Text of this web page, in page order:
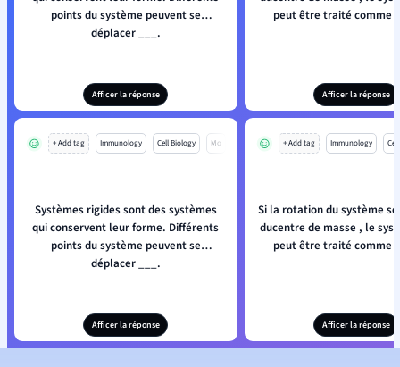
points du système peuvent se
déplacer ___.
Afficer la réponse
peut être traité comme
Afficer la réponse
+ Add tag Immunology Cell Biology Mo
Systèmes rigides sont des systèmes
qui conservent leur forme. Différents
points du système peuvent se
déplacer ___.
Afficer la réponse
+ Add tag Immunology
Si la rotation du système
ducentre de masse , le
peut être traité comme
Afficer la réponse